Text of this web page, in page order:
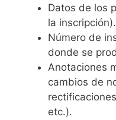
Datos de los
la inscripción).
Número de
donde se
Anotaciones
cambios de
etc.).